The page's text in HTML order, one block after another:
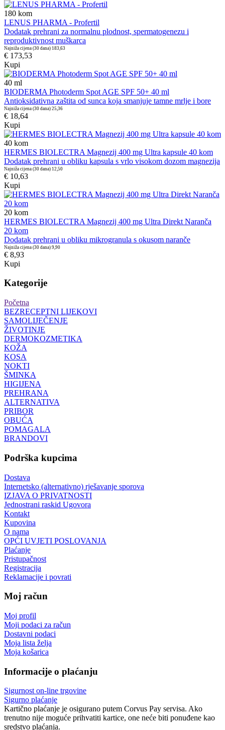
180 kom
LENUS PHARMA - Profertil
Dodatak prehrani za normalnu plodnost, spermatogenezu i
reproduktivnost muškarca
Najniža cijena (30 dana) 183,63
€ 173,53
Kupi
40 ml
BIODERMA Photoderm Spot AGE SPF 50+ 40 ml
Antioksidativna zaštita od sunca koja smanjuje tamne mrlje i bore
Najniža cijena (30 dana) 25,36
€ 18,64
Kupi
40 kom
HERMES BIOLECTRA Magnezij 400 mg Ultra kapsule 40 kom
Dodatak prehrani u obliku kapsula s vrlo visokom dozom magnezija
Najniža cijena (30 dana) 12,50
€ 10,63
Kupi
20 kom
HERMES BIOLECTRA Magnezij 400 mg Ultra Direkt Naranča
20 kom
Dodatak prehrani u obliku mikrogranula s okusom naranče
Najniža cijena (30 dana) 9,90
€ 8,93
Kupi
Kategorije
Početna
BEZRECEPTNI LIJEKOVI
SAMOLIJEČENJE
ŽIVOTINJE
DERMOKOZMETIKA
KOŽA
KOSA
NOKTI
ŠMINKA
HIGIJENA
PREHRANA
ALTERNATIVA
PRIBOR
OBUĆA
POMAGALA
BRANDOVI
Podrška kupcima
Dostava
Internetsko (alternativno) rješavanje sporova
IZJAVA O PRIVATNOSTI
Jednostrani raskid Ugovora
Kontakt
Kupovina
O nama
OPĆI UVJETI POSLOVANJA
Plaćanje
Pristupačnost
Registracija
Reklamacije i povrati
Moj račun
Moj profil
Moji podaci za račun
Dostavni podaci
Moja lista želja
Moja košarica
Informacije o plaćanju
Sigurnost on-line trgovine
Sigurno plaćanje
Kartično plaćanje je osigurano putem Corvus Pay servisa. Ako
trenutno nije moguće prihvatiti kartice, one neće biti ponuđene kao
sredstvo plaćanja.